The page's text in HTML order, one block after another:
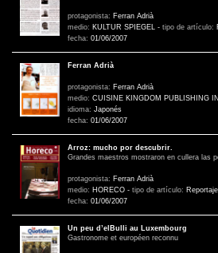
protagonista: Ferran Adrià
medio: KULTUR SPIEGEL - tipo de artículo:
fecha: 01/06/2007
Ferran Adrià
protagonista: Ferran Adrià
medio: CUISINE KINGDOM PUBLISHING
idioma: Japonés
fecha: 01/06/2007
Arroz: mucho por descubrir.
Grandes maestros mostraron en cullera las
protagonista: Ferran Adrià
medio: HORECO - tipo de artículo: Reportaje
fecha: 01/06/2007
Un peu d’elBulli au Luxembourg
Gastronome et européen reconnu